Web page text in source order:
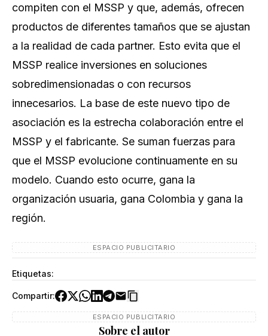
compiten con el MSSP y que, además, ofrecen
productos de diferentes tamaños que se ajustan
a la realidad de cada partner. Esto evita que el
MSSP realice inversiones en soluciones
sobredimensionadas o con recursos
innecesarios. La base de este nuevo tipo de
asociación es la estrecha colaboración entre el
MSSP y el fabricante. Se suman fuerzas para
que el MSSP evolucione continuamente en su
modelo. Cuando esto ocurre, gana la
organización usuaria, gana Colombia y gana la
región.
ESPACIO PUBLICITARIO
Etiquetas:
Compartir:
ESPACIO PUBLICITARIO
Sobre el autor